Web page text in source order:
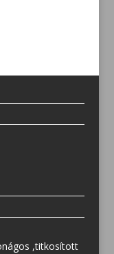
,titkosított